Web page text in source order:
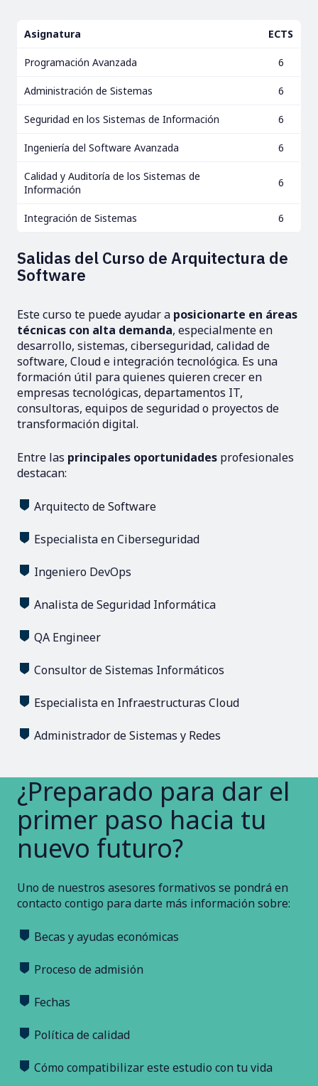
Asignatura ECTS
Programación Avanzada 6
Administración de Sistemas 6
Seguridad en los Sistemas de Información 6
Ingeniería del Software Avanzada 6
Calidad y Auditoría de los Sistemas de
Información
6
Integración de Sistemas 6
Salidas del Curso de Arquitectura de
Software
Este curso te puede ayudar a posicionarte en áreas
técnicas con alta demanda, especialmente en
desarrollo, sistemas, ciberseguridad, calidad de
software, Cloud e integración tecnológica. Es una
formación útil para quienes quieren crecer en
empresas tecnológicas, departamentos IT,
consultoras, equipos de seguridad o proyectos de
transformación digital.
Entre las principales oportunidades profesionales
destacan:
Arquitecto de Software
Especialista en Ciberseguridad
Ingeniero DevOps
Analista de Seguridad Informática
QA Engineer
Consultor de Sistemas Informáticos
Especialista en Infraestructuras Cloud
Administrador de Sistemas y Redes
¿Preparado para dar el
primer paso hacia tu
nuevo futuro?
Uno de nuestros asesores formativos se pondrá en
contacto contigo para darte más información sobre:
Becas y ayudas económicas
Proceso de admisión
Fechas
Política de calidad
Cómo compatibilizar este estudio con tu vida